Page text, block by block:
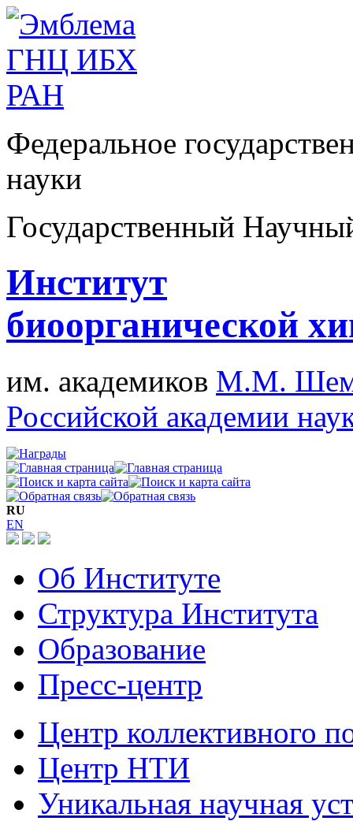
Федеральное
науки
Государственный
Институт
биоорганической
им. академиков М.М.
Российской академии
RU
EN
Об Институте
Структура Института
Образование
Пресс-центр
Центр коллективного
Центр НТИ
Уникальная научная